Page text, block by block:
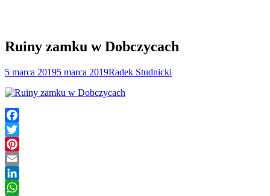
Ruiny zamku w Dobczycach
5 marca 20195 marca 2019Radek Studnicki
Facebook
Twitter
Pinterest
Email
LinkedIn